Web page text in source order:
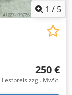
1 / 5
250 €
Festpreis zzgl. MwSt.